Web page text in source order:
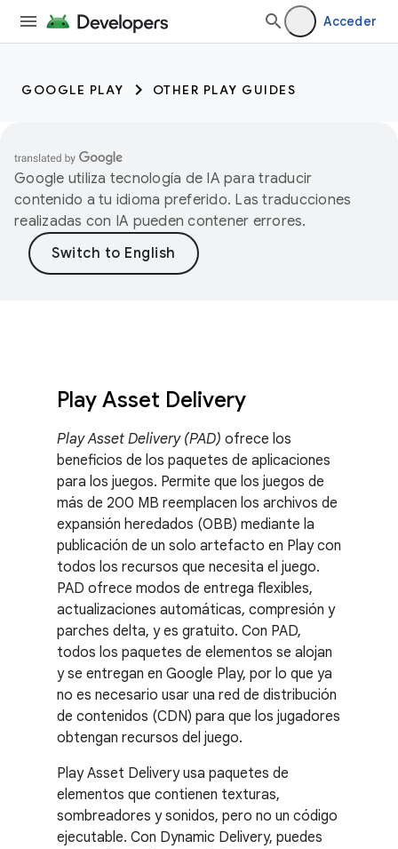
Acceder
GOOGLE PLAY OTHER PLAY GUIDES
Google utiliza tecnología de IA para traducir
contenido a tu idioma preferido. Las traducciones
realizadas con IA pueden contener errores.
Play Asset Delivery
Play Asset Delivery (PAD) ofrece los
beneficios de los paquetes de aplicaciones
para los juegos. Permite que los juegos de
más de 200 MB reemplacen los archivos de
expansión heredados (OBB) mediante la
publicación de un solo artefacto en Play con
todos los recursos que necesita el juego.
PAD ofrece modos de entrega flexibles,
actualizaciones automáticas, compresión y
parches delta, y es gratuito. Con PAD,
todos los paquetes de elementos se alojan
y se entregan en Google Play, por lo que ya
no es necesario usar una red de distribución
de contenidos (CDN) para que los jugadores
obtengan recursos del juego.
Play Asset Delivery usa paquetes de
elementos que contienen texturas,
sombreadores y sonidos, pero no un código
ejecutable. Con Dynamic Delivery, puedes